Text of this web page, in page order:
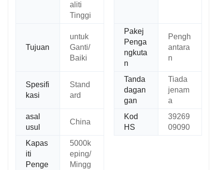
aliti
Tinggi
Tujuan
untuk
Ganti/
Baiki
Pakej
Penga
ngkuta
n
Pengh
antara
n
Spesifi
kasi
Stand
ard
Tanda
dagan
gan
Tiada
jenam
a
asal
usul
China
Kod
HS
39269
09090
Kapas
iti
Penge
5000k
eping/
Mingg